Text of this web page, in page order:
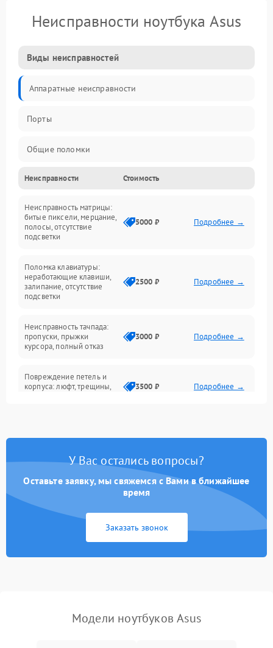
Неисправности ноутбука Asus
Виды неисправностей
Аппаратные неисправности
Порты
Общие поломки
Устройства
Программные ошибки
Электрические и системные сбои
Интерфейсные проблемы
Батарея
Сеть и интернет
Неисправности Стоимость
Неисправность матрицы:
битые пиксели, мерцание,
полосы, отсутствие
подсветки
5000 ₽ Подробнее →
Поломка клавиатуры:
неработающие клавиши,
залипание, отсутствие
подсветки
2500 ₽ Подробнее →
Неисправность тачпада:
пропуски, прыжки
курсора, полный отказ
3000 ₽ Подробнее →
Повреждение петель и
корпуса: люфт, трещины,
3500 ₽ Подробнее →
быстрая разрядка,
2500 ₽ Подробнее →
Неисправность зарядного
питания
2000 ₽ Подробнее →
неисправности кулера
пропадание диска
У Вас остались вопросы?
Оставьте заявку, мы свяжемся с Вами в ближайшее
время
Заказать звонок
Модели ноутбуков Asus